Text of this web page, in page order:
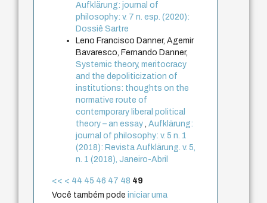
Aufklärung: journal of
philosophy: v. 7 n. esp. (2020):
Dossiê Sartre
Leno Francisco Danner, Agemir
Bavaresco, Fernando Danner,
Systemic theory, meritocracy
and the depoliticization of
institutions: thoughts on the
normative route of
contemporary liberal political
theory – an essay,Aufklärung:
journal of philosophy: v. 5 n. 1
(2018): Revista Aufklärung. v. 5,
n. 1 (2018), Janeiro-Abril
<< < 44 45 46 47 48 49
Você também podeiniciar uma